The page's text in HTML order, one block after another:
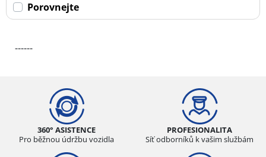
Porovnejte
------
360° ASISTENCE
Pro běžnou údržbu vozidla
PROFESIONALITA
Síť odborníků k vašim službám